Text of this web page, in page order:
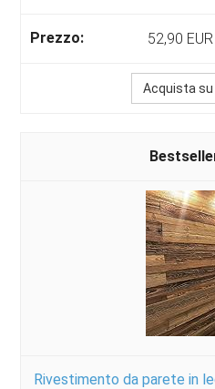
52,90 EUR
Acquista
Rivestimento da parete in